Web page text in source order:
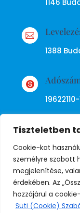
Tiszteletben
Cookie-kat
személyre szabott
megjelenítése,
érdekében. Az
hozzájárul a
Süti (Cookie)
1146

1388

Adatkezelési